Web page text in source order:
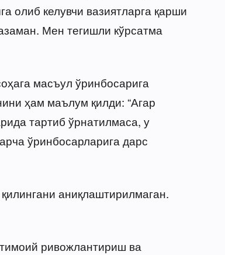
олиб келувчи вазиятларга қарши
Мен тегишли кўрсатма
масъул ўринбосарига
ҳам маълум қилди: “Агар
тартиб ўрнатилмаса, у
ўринбосарларига дарс
аниқлаштирилмаган.
ривожлантириш ва